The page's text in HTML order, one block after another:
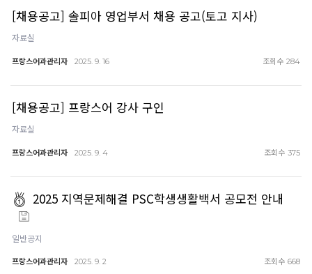
[채용공고] 솔피아 영업부서 채용 공고(토고 지사)
자료실
프랑스어과관리자 2025. 9. 16 조회수 284
[채용공고] 프랑스어 강사 구인
자료실
프랑스어과관리자 2025. 9. 4 조회수 375
2025 지역문제해결 PSC학생생활백서 공모전 안내
일반공지
프랑스어과관리자 2025. 9. 2 조회수 668